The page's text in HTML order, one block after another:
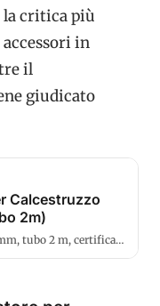
la critica più
in
il
giudicato
Calcestruzzo
2m)
tubo 2 m, certificato